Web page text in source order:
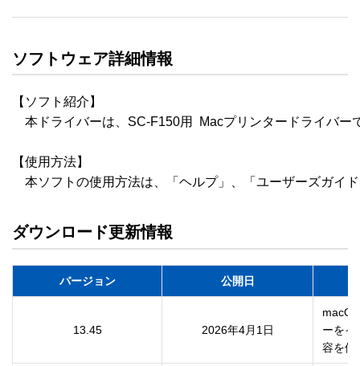
ソフトウェア詳細情報
【ソフト紹介】
本ドライバーは、SC-F150用  Macプリンタードライバー
【使用方法】
本ソフトの使用方法は、「ヘルプ」、「ユーザーズガイ
ダウンロード更新情報
バージョン 公開日
13.45 2026年4月1日
ーをイ
容を修